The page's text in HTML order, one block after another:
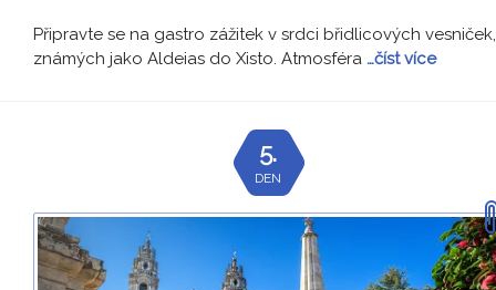
Připravte se na gastro zážitek v srdci břidlicových vesniček,
známých jako Aldeias do Xisto. Atmosféra …číst více
5.
DEN